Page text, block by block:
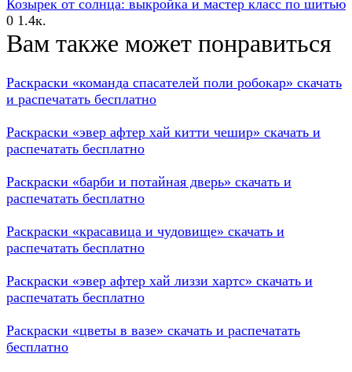
Козырек от солнца: выкройка и мастер класс по шитью
0 1.4к.
Вам также может понравиться
Раскраски «команда спасателей поли робокар» скачать
и распечатать бесплатно
Раскраски «эвер афтер хай китти чешир» скачать и
распечатать бесплатно
Раскраски «барби и потайная дверь» скачать и
распечатать бесплатно
Раскраски «красавица и чудовище» скачать и
распечатать бесплатно
Раскраски «эвер афтер хай лиззи хартс» скачать и
распечатать бесплатно
Раскраски «цветы в вазе» скачать и распечатать
бесплатно